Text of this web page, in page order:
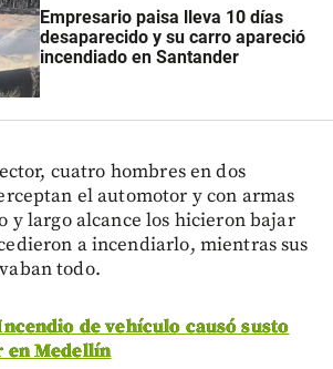
Empresario paisa lleva 10 días
desaparecido y su carro apareció
incendiado en Santander
cuatro hombres en dos
el automotor y con armas
y largo alcance los hicieron bajar
a incendiarlo, mientras sus
todo.
de vehículo causó susto
en Medellín